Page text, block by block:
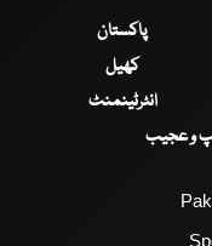
پاکستان
کھیل
انٹرٹینمنٹ
و عجیب